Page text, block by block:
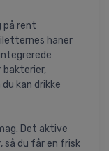
på rent
haner
kan drikke
Det aktive
så du får en frisk